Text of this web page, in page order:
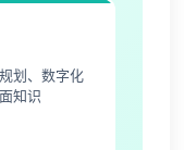
划、数字化
知识